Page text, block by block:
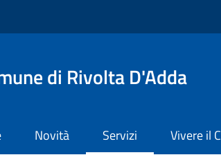
di Rivolta D'Adda
Novità Servizi Vivere il